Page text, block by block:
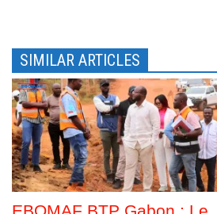
e
n
ê
t
r
e
)
f
e
n
ê
t
r
e
)
SIMILAR ARTICLES